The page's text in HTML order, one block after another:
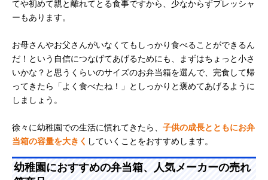
てや初めて親と離れてとる食事ですから、少なからずプレッシャ
ーもあります。
お母さんやお父さんがいなくてもしっかり食べることができるん
だ！という自信につなげてあげるためにも、まずはちょっと小さ
いかな？と思うくらいのサイズのお弁当箱を選んで、完食して帰
ってきたら「よく食べたね！」としっかりと褒めてあげるように
しましょう。
徐々に幼稚園での生活に慣れてきたら、 子供の成長とともにお弁
当箱の容量を大きく していくことをおすすめします。
幼稚園におすすめの弁当箱、人気メーカーの売れ